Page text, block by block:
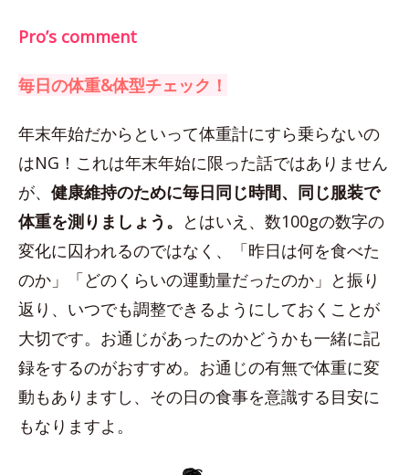
Pro’s comment
毎日の体重&体型チェック！
年末年始だからといって体重計にすら乗らないの
はNG！これは年末年始に限った話ではありません
が、 健康維持のために毎日同じ時間、同じ服装で
体重を測りましょう。 とはいえ、数100gの数字の
変化に囚われるのではなく、「昨日は何を食べた
のか」「どのくらいの運動量だったのか」と振り
返り、いつでも調整できるようにしておくことが
大切です。お通じがあったのかどうかも一緒に記
録をするのがおすすめ。お通じの有無で体重に変
動もありますし、その日の食事を意識する目安に
もなりますよ。